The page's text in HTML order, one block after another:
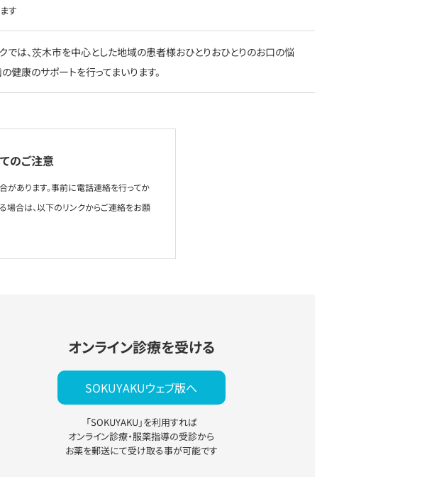
す
は、茨木市を中心とした地域の患者様おひとりおひとりのお口の悩
健康のサポートを行ってまいります。
のご注意
あります。事前に電話連絡を行ってか
場合は、以下のリンクからご連絡をお願
オンライン診療を受ける
SOKUYAKUウェブ版へ
「SOKUYAKU」を利用すれば
オンライン診療・服薬指導の受診から
お薬を郵送にて受け取る事が可能です